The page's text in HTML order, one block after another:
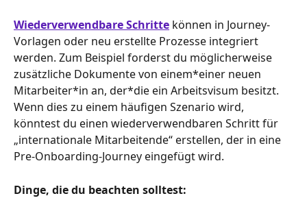
Wiederverwendbare Schritte können in Journey-
Vorlagen oder neu erstellte Prozesse integriert
werden. Zum Beispiel forderst du möglicherweise
zusätzliche Dokumente von einem*einer neuen
Mitarbeiter*in an, der*die ein Arbeitsvisum besitzt.
Wenn dies zu einem häufigen Szenario wird,
könntest du einen wiederverwendbaren Schritt für
„internationale Mitarbeitende“ erstellen, der in eine
Pre-Onboarding-Journey eingefügt wird.
Dinge, die du beachten solltest: